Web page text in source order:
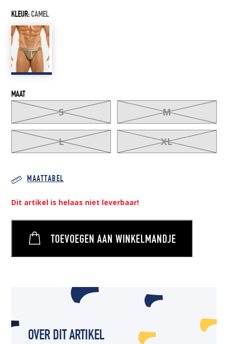
KLEUR:CAMEL
MAAT
S M
L XL
MAATTABEL
Dit artikel is helaas niet leverbaar!
TOEVOEGEN AAN WINKELMANDJE
OVER DIT ARTIKEL